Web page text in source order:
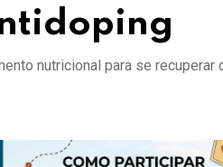
nutricional para se